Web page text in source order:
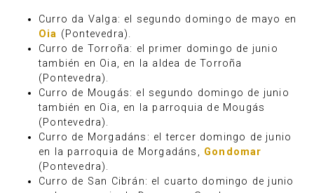
Curro da Valga: el segundo domingo de mayo en
Oia (Pontevedra).
Curro de Torroña: el primer domingo de junio
también en Oia, en la aldea de Torroña
(Pontevedra).
Curro de Mougás: el segundo domingo de junio
también en Oia, en la parroquia de Mougás
(Pontevedra).
Curro de Morgadáns: el tercer domingo de junio
en la parroquia de Morgadáns, Gondomar
(Pontevedra).
Curro de San Cibrán: el cuarto domingo de junio